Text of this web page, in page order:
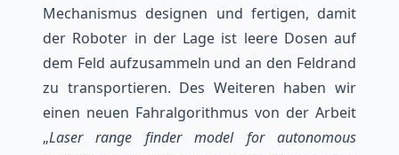
Mechanismus designen und fertigen, damit
der Roboter in der Lage ist leere Dosen auf
dem Feld aufzusammeln und an den Feldrand
zu transportieren. Des Weiteren haben wir
einen neuen Fahralgorithmus von der Arbeit
„Laser range finder model for autonomous